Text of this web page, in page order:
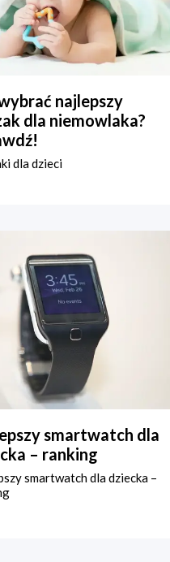
najlepszy
dla niemowlaka?
dla dzieci
smartwatch dla
– ranking
smartwatch dla dziecka –